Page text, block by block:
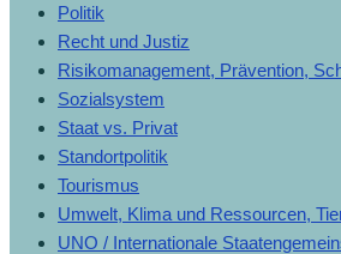
Politik
Recht und Justiz
Risikomanagement, Prävention,
Sozialsystem
Staat vs. Privat
Standortpolitik
Tourismus
Umwelt, Klima und Ressourcen,
UNO / Internationale